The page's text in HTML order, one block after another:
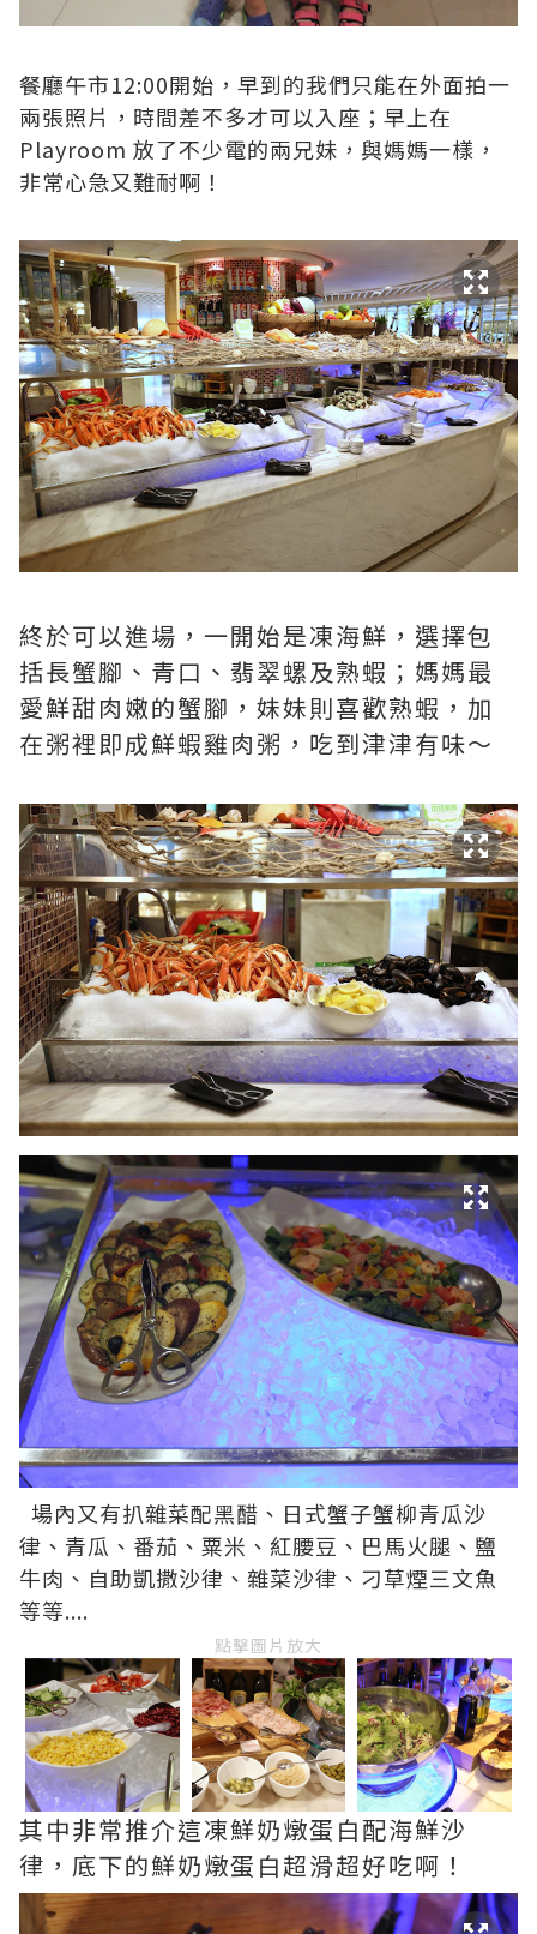
餐廳午市12:00開始，早到的我們只能在外面拍一
兩張照片，時間差不多才可以入座；早上在
Playroom 放了不少電的兩兄妹，與媽媽一樣，
非常心急又難耐啊！
終於可以進場，一開始是凍海鮮，選擇包
括長蟹腳、青口、翡翠螺及熟蝦；媽媽最
愛鮮甜肉嫩的蟹腳，妹妹則喜歡熟蝦，加
在粥裡即成鮮蝦雞肉粥，吃到津津有味～
場內又有扒雜菜配黑醋、日式蟹子蟹柳青瓜沙
律、青瓜、番茄、粟米、紅腰豆、巴馬火腿、鹽
牛肉、自助凱撒沙律、雜菜沙律、刁草煙三文魚
等等....
點擊圖片放大
其中非常推介這凍鮮奶燉蛋白配海鮮沙
律，底下的鮮奶燉蛋白超滑超好吃啊！